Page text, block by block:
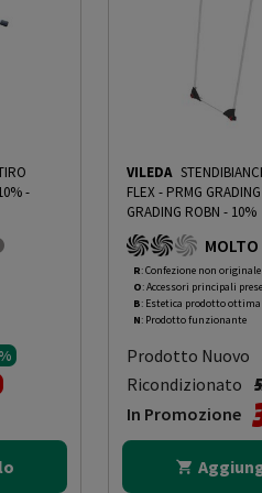
-
da
VILEDA
FLEX - PRMG
GRADING ROBN - 10%
R: Confezione non
O: Accessori principali
B: Estetica prodotto ottima
N: Prodotto funzionante
Prodotto Nuovo
Ricondizionato
In Promozione